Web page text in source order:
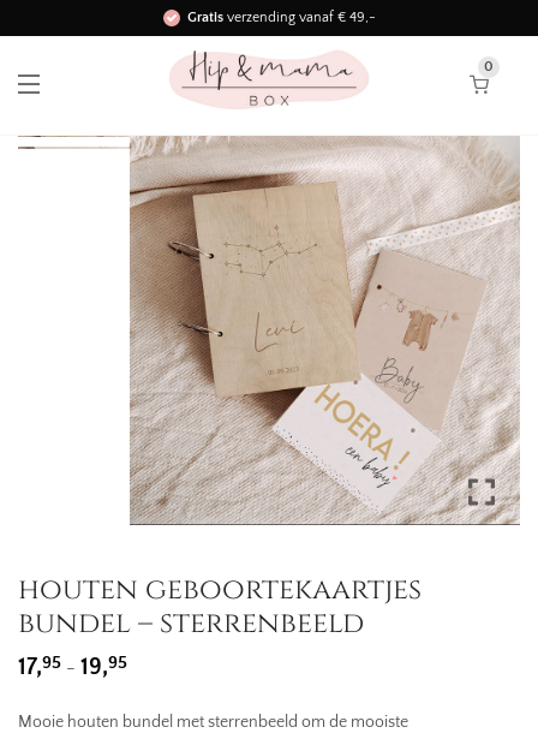
Gratisverzending vanaf € 49,-
Binnen 3 werkdagen in huis!
0
houten geboortekaartjes
bundel – sterrenbeeld
17,95 - 19,95Prijsklasse:
19,95
Mooie houten bundel met sterrenbeeld om de mooiste